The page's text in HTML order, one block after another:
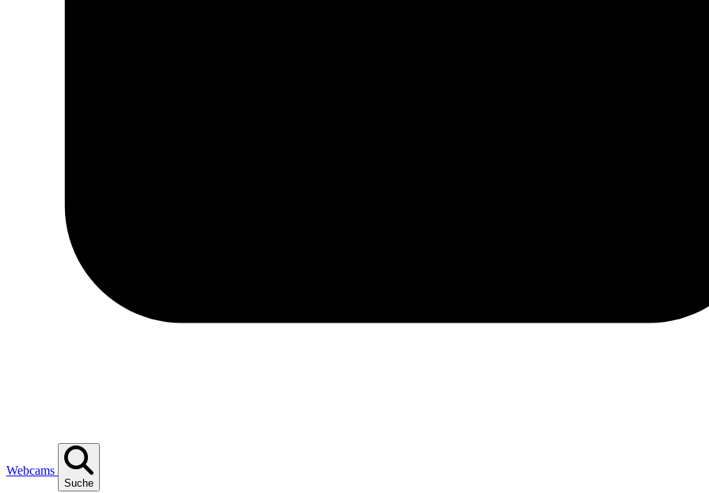
Webcams
Suche